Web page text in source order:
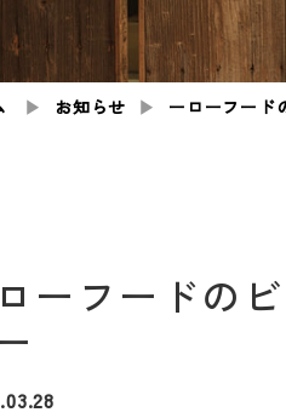
▶︎ お知らせ ▶︎ ーローフード
ーフードの